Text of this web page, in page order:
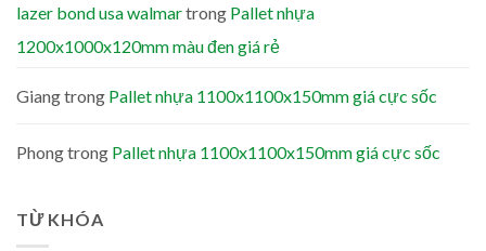
lazer bond usa walmartrong Pallet nhựa
1200x1000x120mm màu đen giá rẻ
Giangtrong Pallet nhựa 1100x1100x150mm giá cực sốc
Phongtrong Pallet nhựa 1100x1100x150mm giá cực sốc
TỪ KHÓA